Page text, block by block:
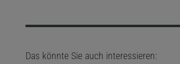
Das könnte Sie auch interessieren: